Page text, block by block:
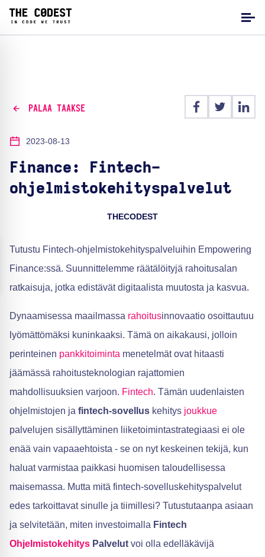
PALAA TAAKSE
2023-08-13
Finance: Fintech-
ohjelmistokehityspalvelut
THECODEST
Tutustu Fintech-ohjelmistokehityspalveluihin Empowering
Finance:ssä. Suunnittelemme räätälöityjä rahoitusalan
ratkaisuja, jotka edistävät digitaalista muutosta ja kasvua.
Dynaamisessa maailmassa rahoitusinnovaatio osoittautuu
lyömättömäksi kuninkaaksi. Tämä on aikakausi, jolloin
perinteinen pankkitoiminta menetelmät ovat hitaasti
jäämässä rahoitusteknologian rajattomien
mahdollisuuksien varjoon. Fintech. Tämän uudenlaisten
ohjelmistojen ja fintech-sovellus kehitys joukkue
palvelujen sisällyttäminen liiketoimintastrategiaasi ei ole
enää vain vapaaehtoista - se on nyt keskeinen tekijä, kun
haluat varmistaa paikkasi huomisen taloudellisessa
maisemassa. Mutta mitä fintech-sovelluskehityspalvelut
edes tarkoittavat sinulle ja tiimillesi? Tutustutaanpa asiaan
ja selvitetään, miten investoimalla Fintech
Ohjelmistokehitys Palvelut voi olla edelläkävijä